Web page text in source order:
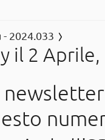
2024.033
il 2 Aprile,